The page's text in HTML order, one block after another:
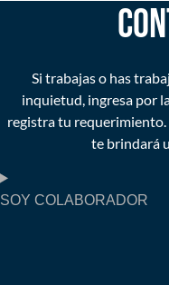
Si trabajas o has
inquietud, ingresa por
registra tu
te brindará
SOY COLABORADOR